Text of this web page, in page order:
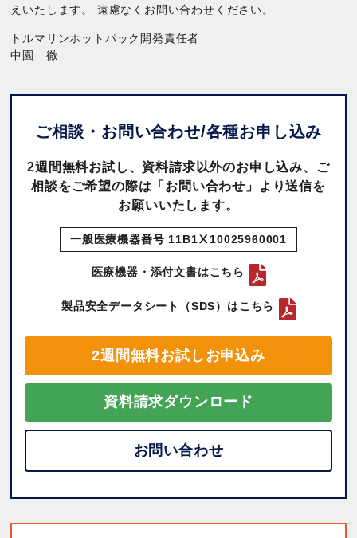
えいたします。 遠慮なくお問い合わせください。
トルマリンホットパック開発責任者
中園 徹
ご相談・お問い合わせ/各種お申し込み
2週間無料お試し、資料請求以外のお申し込み、ご
相談をご希望の際は「お問い合わせ」より送信を
お願いいたします。
一般医療機器番号 11B1Ⅹ10025960001
医療機器・添付文書はこちら
製品安全データシート（SDS）はこちら
2週間無料お試しお申込み
資料請求ダウンロード
お問い合わせ